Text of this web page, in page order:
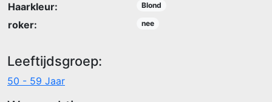
Haarkleur: Blond
roker: nee
Leeftijdsgroep:
50 - 59 Jaar